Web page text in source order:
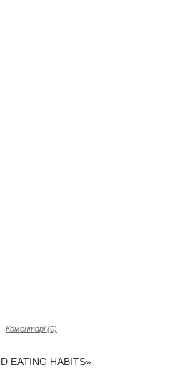
Коментарі (0)
EATING HABITS»